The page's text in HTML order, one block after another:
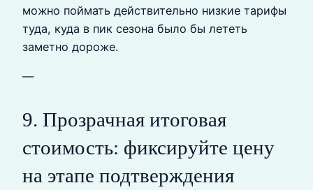
можно поймать действительно низкие тарифы
туда, куда в пик сезона было бы лететь
заметно дороже.
—
9. Прозрачная итоговая
стоимость: фиксируйте цену
на этапе подтверждения